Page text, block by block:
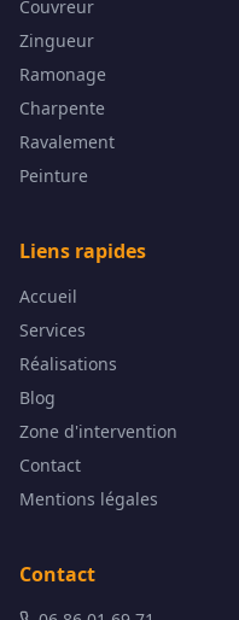
Couvreur
Zingueur
Ramonage
Charpente
Ravalement
Peinture
Liens rapides
Accueil
Services
Réalisations
Blog
Zone d'intervention
Contact
Mentions légales
Contact